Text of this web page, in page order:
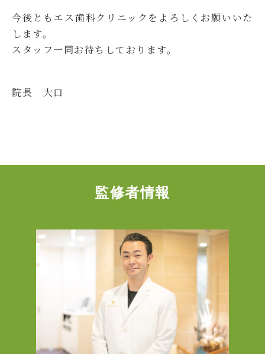
今後ともエス歯科クリニックをよろしくお願いいた
します。
スタッフ一同お待ちしております。
院長 大口
監修者情報